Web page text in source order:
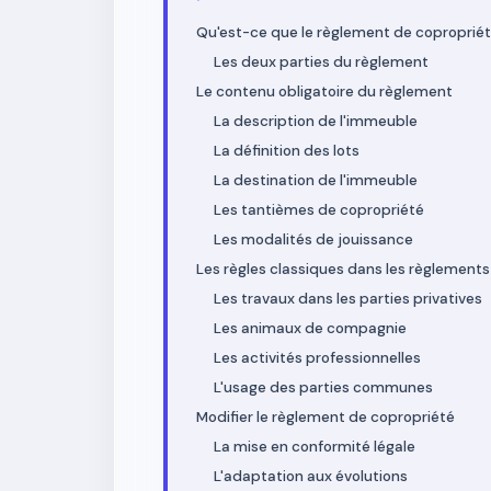
Qu'est-ce que le règlement de
Les deux parties du règlement
Le contenu obligatoire du règlement
La description de l'immeuble
La définition des lots
La destination de l'immeuble
Les tantièmes de copropriété
Les modalités de jouissance
Les règles classiques dans les règlements
Les travaux dans les parties privatives
Les animaux de compagnie
Les activités professionnelles
L'usage des parties communes
Modifier le règlement de copropriété
La mise en conformité légale
L'adaptation aux évolutions